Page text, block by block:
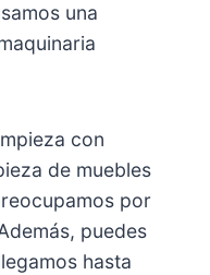
una
con
de muebles
por
puedes
hasta